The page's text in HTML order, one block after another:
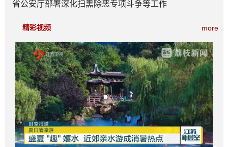
省公安厅部署深化扫黑除恶专项斗争等工作
more
精彩视频